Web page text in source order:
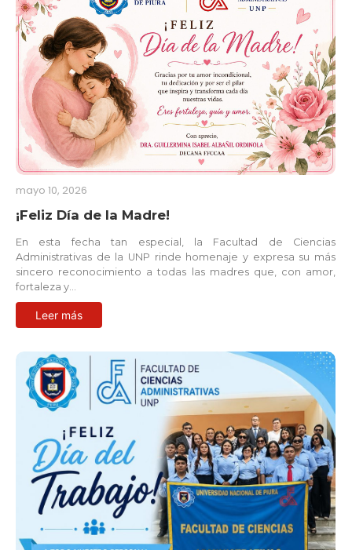
mayo 10, 2026
¡Feliz Día de la Madre!
En esta fecha tan especial, la Facultad de Ciencias
Administrativas de la UNP rinde homenaje y expresa su más
sincero reconocimiento a todas las madres que, con amor,
fortaleza y…
Leer más